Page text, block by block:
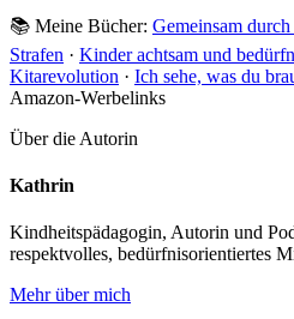
📚 Meine Bücher: Gemeinsam
Strafen · Kinder achtsam und
Kitarevolution · Ich sehe, was du
Amazon-Werbelinks
Über die Autorin
Kathrin
Kindheitspädagogin, Autorin und
respektvolles, bedürfnisorientiertes
Mehr über mich